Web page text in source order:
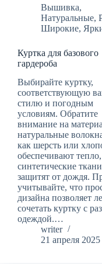
Вышивка,
Натуральные,
Широкие,
Куртка для базового
гардероба
Выбирайте куртку,
соответствующую
стилю и погодным
условиям. Обратите
внимание на
натуральные
как шерсть или
обеспечивают тепло,
синтетические ткани
защитят от дождя.
учитывайте, что
дизайна позволяет
сочетать куртку с
одеждой.…
writer
21 апреля 2025